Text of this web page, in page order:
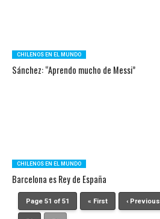
CHILENOS EN EL MUNDO
Sánchez: “Aprendo mucho de Messi”
CHILENOS EN EL MUNDO
Barcelona es Rey de España
Page 51 of 51 « First ‹ Previous